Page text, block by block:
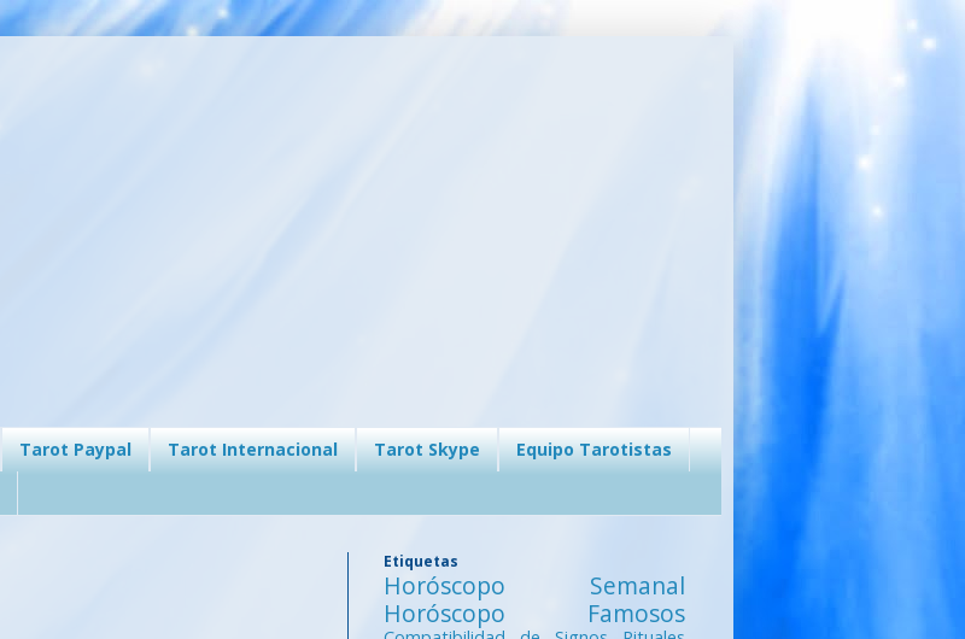
Tarot Paypal Tarot Internacional Tarot Skype
Equipo Tarotistas
Etiquetas
Horóscopo Semanal
Horóscopo Famosos